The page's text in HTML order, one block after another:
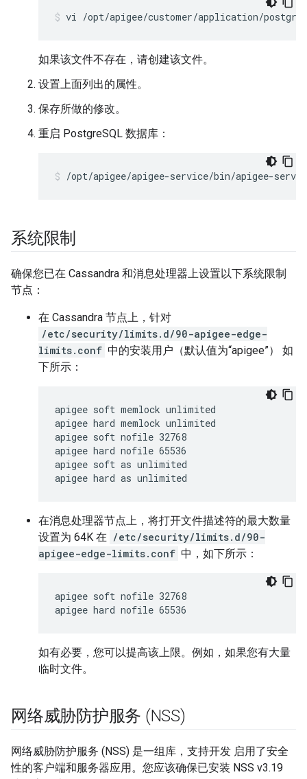
vi /opt/apigee/customer/application/
如果该文件不存在，请创建该文件。
设置上面列出的属性。
保存所做的修改。
重启 PostgreSQL 数据库：
/opt/apigee/apigee-service/bin/apigee-
系统限制
确保您已在 Cassandra 和消息处理器上设置以下系统限制
节点：
在 Cassandra 节点上，针对
/etc/security/limits.d/90-apigee-edge-
limits.conf 中的安装用户（默认值为“apigee”） 如
下所示：
apigee soft memlock unlimited
apigee hard memlock unlimited
apigee soft nofile 32768
apigee hard nofile 65536
apigee soft as unlimited
apigee hard as unlimited
在消息处理器节点上，将打开文件描述符的最大数量
设置为 64K 在 /etc/security/limits.d/90-
apigee-edge-limits.conf 中，如下所示：
apigee soft nofile 32768
apigee hard nofile 65536
如有必要，您可以提高该上限。例如，如果您有大量
临时文件。
网络威胁防护服务 (NSS)
网络威胁防护服务 (NSS) 是一组库，支持开发 启用了安全
性的客户端和服务器应用。您应该确保已安装 NSS v3.19